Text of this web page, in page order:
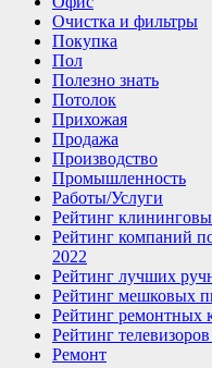
Очистка и фильтры
Покупка
Пол
Полезно знать
Потолок
Прихожая
Продажа
Производство
Промышленность
Работы/Услуги
Рейтинг
Рейтинг компаний
2022
Рейтинг лучших
Рейтинг мешковых
Рейтинг ремонтных
Рейтинг
Ремонт